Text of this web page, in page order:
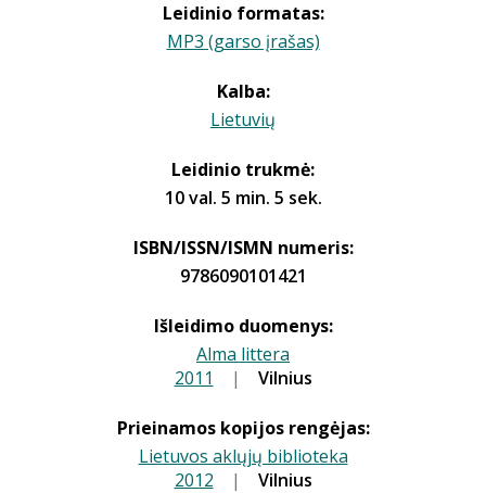
Leidinio formatas:
MP3 (garso įrašas)
Kalba:
Lietuvių
Leidinio trukmė:
10 val. 5 min. 5 sek.
ISBN/ISSN/ISMN numeris:
9786090101421
Išleidimo duomenys:
Alma littera
2011 | Vilnius
Prieinamos kopijos rengėjas:
Lietuvos aklųjų biblioteka
2012 | Vilnius